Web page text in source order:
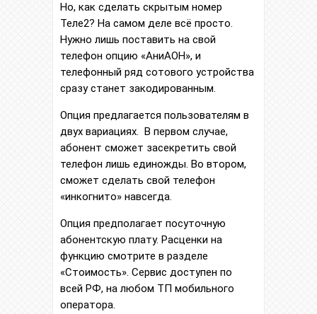
Но, как сделать скрытым номер
Теле2? На самом деле всё просто.
Нужно лишь поставить на свой
телефон опцию «АниАОН», и
телефонный ряд сотового устройства
сразу станет закодированным.
Опция предлагается пользователям в
двух вариациях. В первом случае,
абонент сможет засекретить свой
телефон лишь единожды. Во втором,
сможет сделать свой телефон
«инкогнито» навсегда.
Опция предполагает посуточную
абонентскую плату. Расценки на
функцию смотрите в разделе
«Стоимость». Сервис доступен по
всей РФ, на любом ТП мобильного
оператора.